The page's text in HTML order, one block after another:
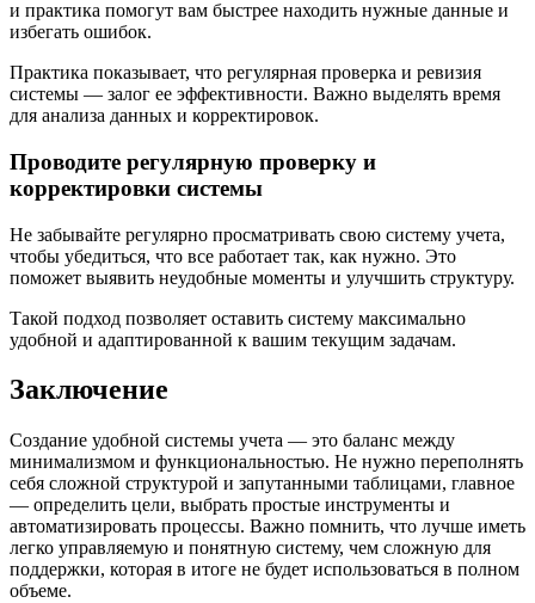
и практика помогут вам быстрее находить нужные данные и
избегать ошибок.
Практика показывает, что регулярная проверка и ревизия
системы — залог ее эффективности. Важно выделять время
для анализа данных и корректировок.
Проводите регулярную проверку и
корректировки системы
Не забывайте регулярно просматривать свою систему учета,
чтобы убедиться, что все работает так, как нужно. Это
поможет выявить неудобные моменты и улучшить структуру.
Такой подход позволяет оставить систему максимально
удобной и адаптированной к вашим текущим задачам.
Заключение
Создание удобной системы учета — это баланс между
минимализмом и функциональностью. Не нужно переполнять
себя сложной структурой и запутанными таблицами, главное
— определить цели, выбрать простые инструменты и
автоматизировать процессы. Важно помнить, что лучше иметь
легко управляемую и понятную систему, чем сложную для
поддержки, которая в итоге не будет использоваться в полном
объеме.